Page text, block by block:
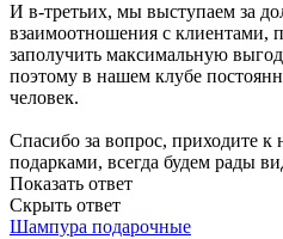
И в-третьих, мы выступаем за
взаимоотношения с клиентами,
заполучить максимальную
поэтому в нашем клубе
человек.
Спасибо за вопрос, приходите
подарками, всегда будем рады
Показать ответ
Скрыть ответ
Шампура подарочные